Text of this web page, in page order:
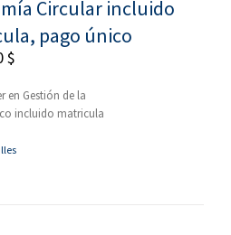
Circular incluido
pago único
$
en Gestión de la
incluido matricula